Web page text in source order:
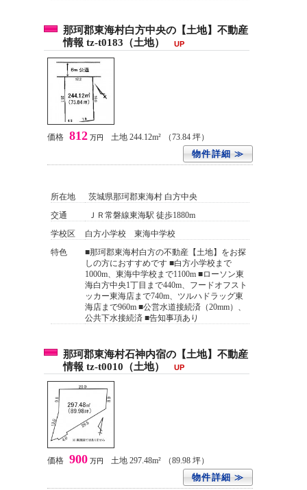
那珂郡東海村白方中央の【土地】不動産
情報 tz-t0183（土地）
UP
価格 812 万円 土地 244.12m² （73.84 坪）
物件詳細 ≫
所在地
茨城県那珂郡東海村 白方中央
交通
ＪＲ常磐線東海駅 徒歩1880m
学校区
白方小学校 東海中学校
特色
■那珂郡東海村白方の不動産【土地】をお探
しの方におすすめです ■白方小学校まで
1000m、東海中学校まで1100m ■ローソン東
海白方中央1丁目まで440m、フードオフスト
ッカー東海店まで740m、ツルハドラッグ東
海店まで960m ■公営水道接続済（20mm）、
公共下水接続済 ■告知事項あり
那珂郡東海村石神内宿の【土地】不動産
情報 tz-t0010（土地）
UP
価格 900 万円 土地 297.48m² （89.98 坪）
物件詳細 ≫